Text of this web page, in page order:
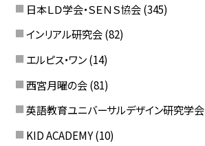
日本ＬＤ学会・ＳＥＮＳ協会 (345)
インリアル研究会 (82)
エルピス・ワン (14)
西宮月曜の会 (81)
英語教育ユニバーサルデザイン研究学会
KID ACADEMY (10)